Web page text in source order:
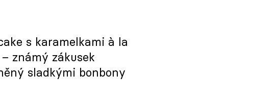
s karamelkami à la
známý zákusek
sladkými bonbony